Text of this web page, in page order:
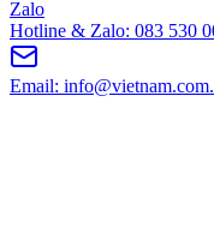
Zalo
Hotline & Zalo: 083 530
Email: